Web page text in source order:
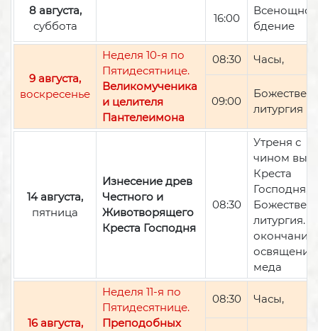
8 августа,
суббота
16:00
Всенощное
бдение
9 августа,
воскресенье
Неделя 10-я по
Пятидесятнице.
Великомученика
и целителя
Пантелеимона
08:30 Часы,
09:00
литургия
14 августа,
пятница
Изнесение древ
Честного и
Животворящего
Креста Господня
08:30
Утреня с
чином
Креста
Господня,
литургия.
окончании
освящение
меда
16 августа,
Неделя 11-я по
Пятидесятнице.
Преподобных
08:30 Часы,